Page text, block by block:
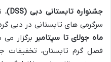
جشنواره تابستانی دبی (DSS)
،
سرگرمی های تابستانی در دبی
ماه جولای تا سپتامبر برگزار
فصل گرم تابستان، تخفیفات